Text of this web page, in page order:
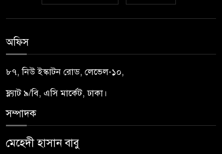
অফিস
৮৭, নিউ ইস্কাটন রোড, লেভেল-১০,
ফ্ল্যাট ৯/বি, এসি মার্কেট, ঢাকা।
সম্পাদক
মেহেদী হাসান বাবু